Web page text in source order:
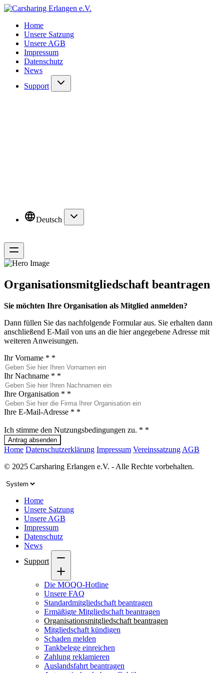
Home
Unsere Satzung
Unsere AGB
Impressum
Datenschutz
News
Support
Deutsch
Organisationsmitgliedschaft beantragen
Sie möchten Ihre Organisation als Mitglied anmelden?
Dann füllen Sie das nachfolgende Formular aus. Sie erhalten dann
anschließend E-Mail von uns an die hier angegebene Adresse mit
weiteren Anweisungen.
Ihr Vorname * *
Ihr Nachname * *
Ihre Organisation * *
Ihre E-Mail-Adresse * *
Ich stimme den Nutzungsbedingungen zu. * *
Antrag absenden
Home Datenschutzerklärung Impressum Vereinssatzung AGB
© 2025 Carsharing Erlangen e.V. - Alle Rechte vorbehalten.
Home
Unsere Satzung
Unsere AGB
Impressum
Datenschutz
News
Support
Die MOQO-Hotline
Unsere FAQ
Standardmitgliedschaft beantragen
Ermäßigte Mitgliedschaft beantragen
Organisationsmitgliedschaft beantragen
Mitgliedschaft kündigen
Schaden melden
Tankbelege einreichen
Zahlung reklamieren
Auslandsfahrt beantragen